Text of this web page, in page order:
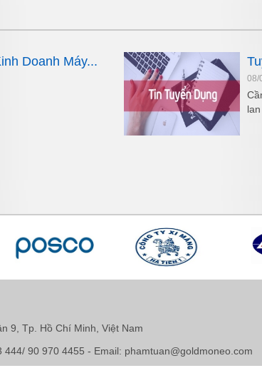
Doanh Máy...
08/
9, Tp. Hồ Chí Minh, Việt Nam
90 970 4455 - Email: phamtuan@goldmoneo.com